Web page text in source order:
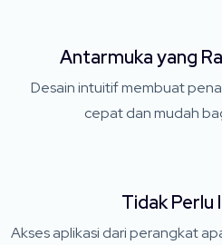
Antarmuka yang
Desain intuitif membuat
cepat dan mudah
Tidak Perlu
Akses aplikasi dari perangkat